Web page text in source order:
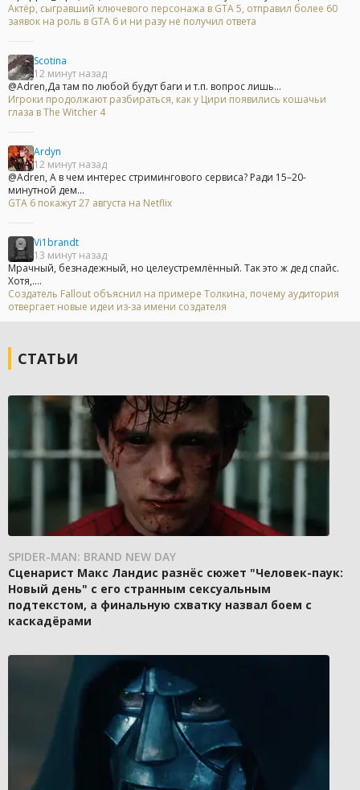
Актёр, сыгравший ключевого персонажа в GTA 5, отправил более 60
заявок на роль в GTA 6 и ни разу не получил ответа
Scotina
12 минут назад
@Adren,Да там по любой будут баги и т.п. вопрос лишь...
Игроки продолжают разбираться, как у Цири появились кошачьи
глаза в The Witcher 4
Ardyn
12 минут назад
@Adren, А в чем интерес стримингового сервиса? Ради 15–20-
минутной дем...
GTA 6 покажут 27 августа на Netflix
Vi1brandt
13 минут назад
Мрачный, безнадежный, но целеустремлённый. Так это ж дед спайс.
Хотя,....
Создатель Fallout объяснил на примере Толкина, почему аудитория
отвергает новые идеи из-за имени создателя
СТАТЬИ
SPIDER-MAN: BRAND NEW DAY
Сценарист Макс Ландис разнёс сюжет "Человек-паук:
Новый день" с его странным сексуальным
подтекстом, а финальную схватку назвал боем с
каскадёрами